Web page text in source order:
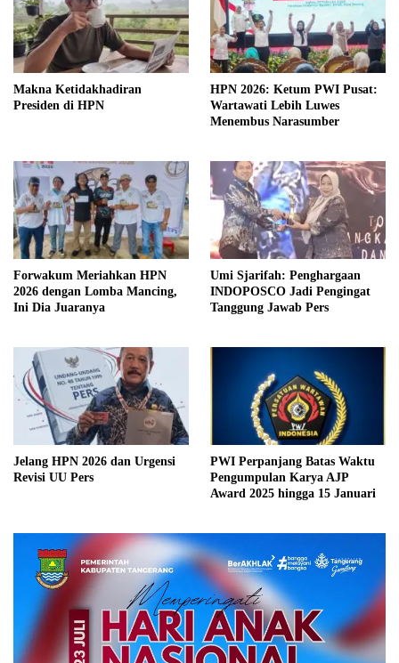
Makna Ketidakhadiran
Presiden di HPN
HPN 2026: Ketum PWI Pusat:
Wartawati Lebih Luwes
Menembus Narasumber
Forwakum Meriahkan HPN
2026 dengan Lomba Mancing,
Ini Dia Juaranya
Umi Sjarifah: Penghargaan
INDOPOSCO Jadi Pengingat
Tanggung Jawab Pers
Jelang HPN 2026 dan Urgensi
Revisi UU Pers
PWI Perpanjang Batas Waktu
Pengumpulan Karya AJP
Award 2025 hingga 15 Januari